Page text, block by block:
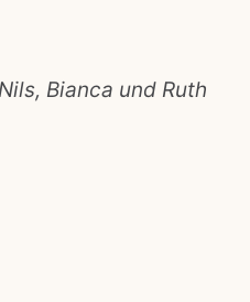
Bianca und Ruth